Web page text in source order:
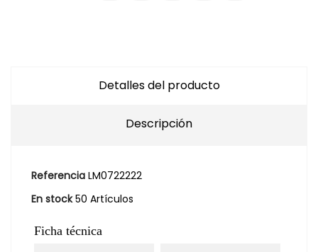
Detalles del producto
Descripción
Referencia LM0722222
En stock 50 Artículos
Ficha técnica